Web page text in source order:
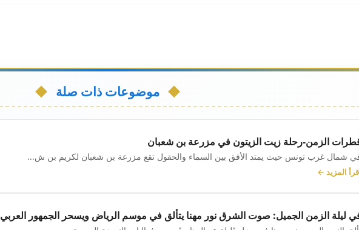
موضوعات ذات صلة
الزمن-رحلة زيت الزيتون في مزرعة بن شعبان
شمال غرب تونس حيث يمتد الأفق بين السماء والحقول تقع مزرعة بن شعبان لكريم بن ش...
المزيد ←
ليلة الزمن الجميل: صوت الشرق نور مهنا يتألق في موسم الرياض ويسحر الجمهور العربي